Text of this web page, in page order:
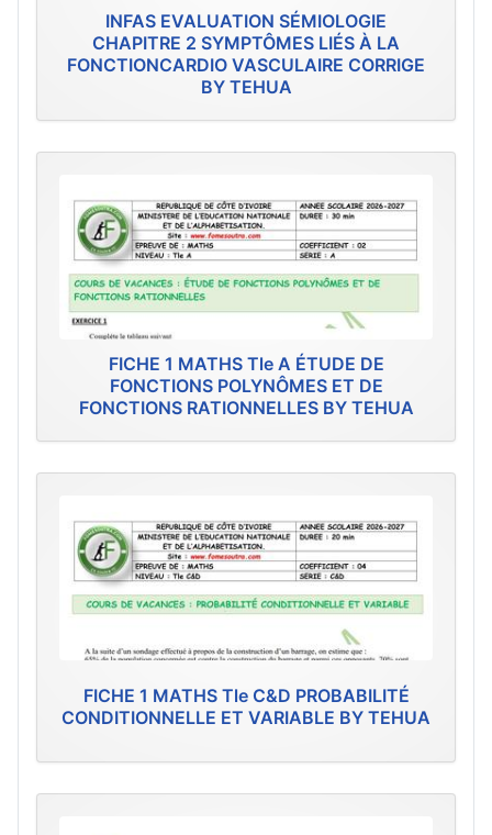
INFAS EVALUATION SÉMIOLOGIE
CHAPITRE 2 SYMPTÔMES LIÉS À LA
FONCTIONCARDIO VASCULAIRE CORRIGE
BY TEHUA
FICHE 1 MATHS Tle A ÉTUDE DE
FONCTIONS POLYNÔMES ET DE
FONCTIONS RATIONNELLES BY TEHUA
FICHE 1 MATHS Tle C&D PROBABILITÉ
CONDITIONNELLE ET VARIABLE BY TEHUA